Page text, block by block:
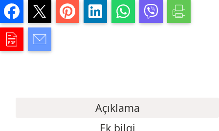
Açıklama
Ek bilgi